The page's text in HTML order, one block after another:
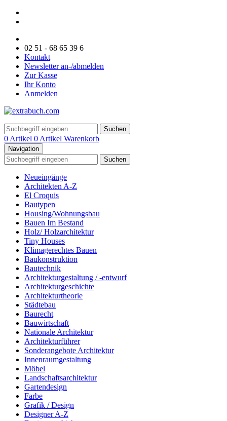
02 51 - 68 65 39 6
Kontakt
Newsletter an-/abmelden
Zur Kasse
Ihr Konto
Anmelden
Suchen
0 Artikel 0 Artikel Warenkorb
Navigation
Suchen
Neueingänge
Architekten A-Z
El Croquis
Bautypen
Housing/Wohnungsbau
Bauen Im Bestand
Holz/ Holzarchitektur
Tiny Houses
Klimagerechtes Bauen
Baukonstruktion
Bautechnik
Architekturgestaltung / -entwurf
Architekturgeschichte
Architekturtheorie
Städtebau
Baurecht
Bauwirtschaft
Nationale Architektur
Architekturführer
Sonderangebote Architektur
Innenraumgestaltung
Möbel
Landschaftsarchitektur
Gartendesign
Farbe
Grafik / Design
Designer A-Z